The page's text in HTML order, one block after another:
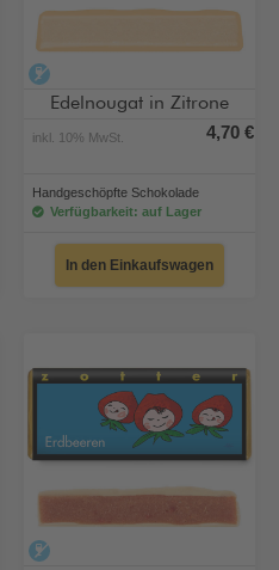
Edelnougat in Zitrone
inkl. 10% MwSt. 4,70 €
Handgeschöpfte Schokolade
Verfügbarkeit: auf Lager
In den Einkaufswagen